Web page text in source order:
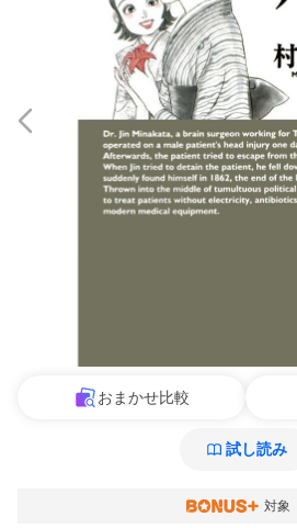
おまかせ比較
試し読み
対象